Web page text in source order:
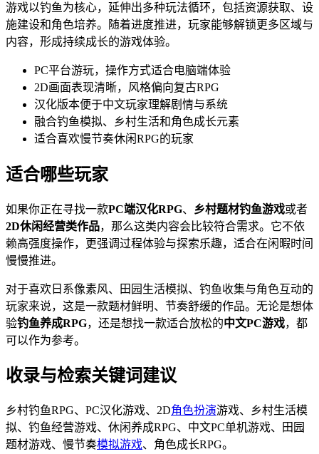
游戏以钓鱼为核心，延伸出多种玩法循环，包括资源获取、设
施建设和角色培养。随着进度推进，玩家能够解锁更多区域与
内容，形成持续成长的游戏体验。
PC平台游玩，操作方式适合电脑端体验
2D画面表现清晰，风格偏向复古RPG
汉化版本便于中文玩家理解剧情与系统
融合钓鱼模拟、乡村生活和角色成长元素
适合喜欢慢节奏休闲RPG的玩家
适合哪些玩家
如果你正在寻找一款PC端汉化RPG、 乡村题材钓鱼游戏或者
2D休闲经营类作品，那么这类内容会比较符合需求。它不依
赖高强度操作，更强调过程体验与探索乐趣，适合在闲暇时间
慢慢推进。
对于喜欢日系像素风、田园生活模拟、钓鱼收集与角色互动的
玩家来说，这是一款题材鲜明、节奏舒缓的作品。无论是想体
验钓鱼养成RPG，还是想找一款适合放松的中文PC游戏，都
可以作为参考。
收录与检索关键词建议
乡村钓鱼RPG、PC汉化游戏、2D角色扮演游戏、乡村生活模
拟、钓鱼经营游戏、休闲养成RPG、中文PC单机游戏、田园
题材游戏、慢节奏模拟游戏、角色成长RPG。